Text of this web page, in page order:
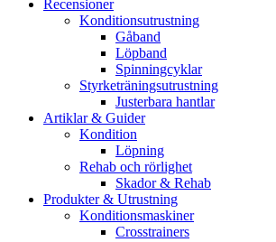
Recensioner
Konditionsutrustning
Gåband
Löpband
Spinningcyklar
Styrketräningsutrustning
Justerbara hantlar
Artiklar & Guider
Kondition
Löpning
Rehab och rörlighet
Skador & Rehab
Produkter & Utrustning
Konditionsmaskiner
Crosstrainers